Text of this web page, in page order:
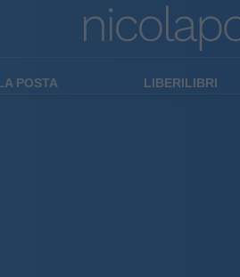
POSTA LIBERILIBRI